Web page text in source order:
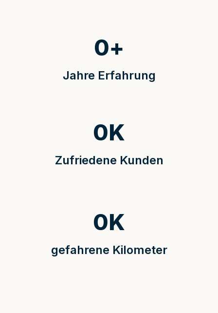
Jahre Erfahrung
0+
Zufriedene Kunden
0K
gefahrene Kilometer
0K